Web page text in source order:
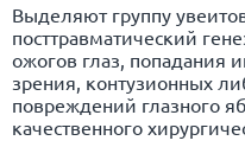
Выделяют группу
посттравматический
ожогов глаз, попадания
зрения, контузионных
повреждений глазного
качественного